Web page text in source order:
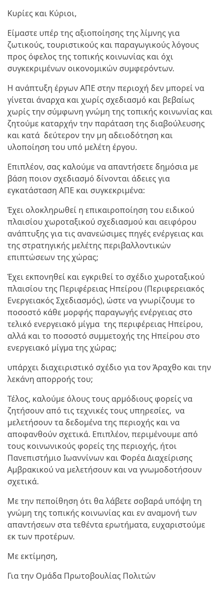
Κυρίες και Κύριοι,
Είμαστε υπέρ της αξιοποίησης της λίμνης για
ζωτικούς, τουριστικούς και παραγωγικούς λόγους
προς όφελος της τοπικής κοινωνίας και όχι
συγκεκριμένων οικονομικών συμφερόντων.
Η ανάπτυξη έργων ΑΠΕ στην περιοχή δεν μπορεί να
γίνεται άναρχα και χωρίς σχεδιασμό και βεβαίως
χωρίς την σύμφωνη γνώμη της τοπικής κοινωνίας και
ζητούμε καταρχήν την παράταση της διαβούλευσης
και κατά δεύτερον την μη αδειοδότηση και
υλοποίηση του υπό μελέτη έργου.
Επιπλέον, σας καλούμε να απαντήσετε δημόσια με
βάση ποιον σχεδιασμό δίνονται άδειες για
εγκατάσταση ΑΠΕ και συγκεκριμένα:
Έχει ολοκληρωθεί η επικαιροποίηση του ειδικού
πλαισίου χωροταξικού σχεδιασμού και αειφόρου
ανάπτυξης για τις ανανεώσιμες πηγές ενέργειας και
της στρατηγικής μελέτης περιβαλλοντικών
επιπτώσεων της χώρας;
Έχει εκπονηθεί και εγκριθεί το σχέδιο χωροταξικού
πλαισίου της Περιφέρειας Ηπείρου (Περιφερειακός
Ενεργειακός Σχεδιασμός), ώστε να γνωρίζουμε το
ποσοστό κάθε μορφής παραγωγής ενέργειας στο
τελικό ενεργειακό μίγμα της περιφέρειας Ηπείρου,
αλλά και το ποσοστό συμμετοχής της Ηπείρου στο
ενεργειακό μίγμα της χώρας;
υπάρχει διαχειριστικό σχέδιο για τον Άραχθο και την
λεκάνη απορροής του;
Τέλος, καλούμε όλους τους αρμόδιους φορείς να
ζητήσουν από τις τεχνικές τους υπηρεσίες, να
μελετήσουν τα δεδομένα της περιοχής και να
αποφανθούν σχετικά. Επιπλέον, περιμένουμε από
τους κοινωνικούς φορείς της περιοχής, ήτοι
Πανεπιστήμιο Ιωαννίνων και Φορέα Διαχείρισης
Αμβρακικού να μελετήσουν και να γνωμοδοτήσουν
σχετικά.
Με την πεποίθηση ότι θα λάβετε σοβαρά υπόψη τη
γνώμη της τοπικής κοινωνίας και εν αναμονή των
απαντήσεων στα τεθέντα ερωτήματα, ευχαριστούμε
εκ των προτέρων.
Με εκτίμηση,
Για την Ομάδα Πρωτοβουλίας Πολιτών